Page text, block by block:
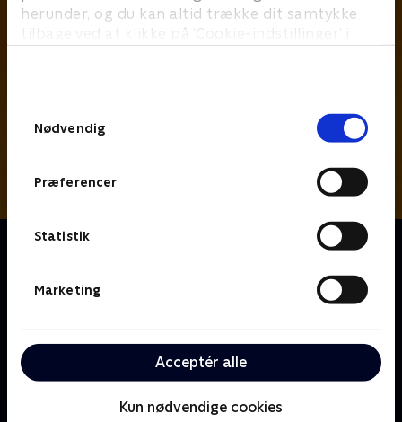
herunder, og du kan altid trække dit samtykke
tilbage ved at klikke på ’Cookie-indstillinger’ i
Nødvendig
Præferencer
Statistik
Marketing
Acceptér alle
Kun nødvendige cookies
Om Mester
flytter den nysgerrige lille hund Mester ind og vender
op og ned på Thomas' liv. Mester kan nemlig snakke,
Thomas prøver at få Mester til at opføre sig som en
rigtig hund, men det er ikke let!